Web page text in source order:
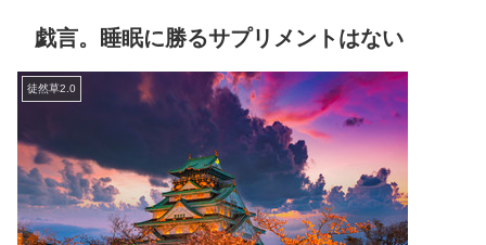
戯言。睡眠に勝るサプリメントはない
徒然草2.0